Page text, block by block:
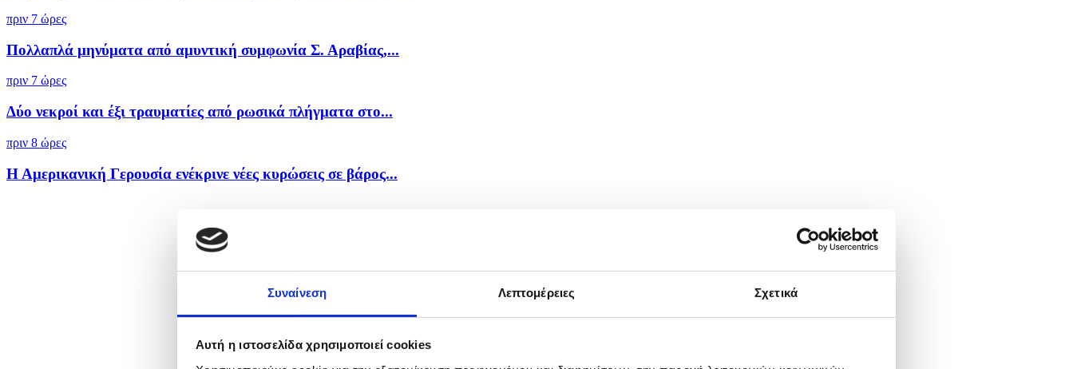
Συναίνεση Λεπτομέρειες Σχετικά
Αυτή η ιστοσελίδα χρησιμοποιεί cookies
πριν 7 ώρες
Πολλαπλά μηνύματα από αμυντική συμφωνία Σ. Αραβίας,...
πριν 7 ώρες
Δύο νεκροί και έξι τραυματίες από ρωσικά πλήγματα στο...
πριν 8 ώρες
Η Αμερικανική Γερουσία ενέκρινε νέες κυρώσεις σε βάρος...